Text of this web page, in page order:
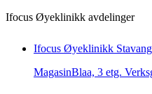
Ifocus Øyeklinikk avdelinger
Ifocus Øyeklinikk
MagasinBlaa, 3 etg.